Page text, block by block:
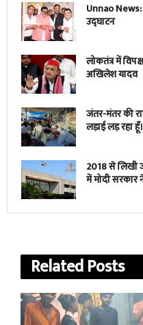
Unnao
उद्घाटन
लोकतंत्र में
अखिलेश यादव
जंतर-मंतर की
लड़ाई लड़ रहा हूँ।
2018 से लिखी
में मोदी सरकार
RelatedPosts